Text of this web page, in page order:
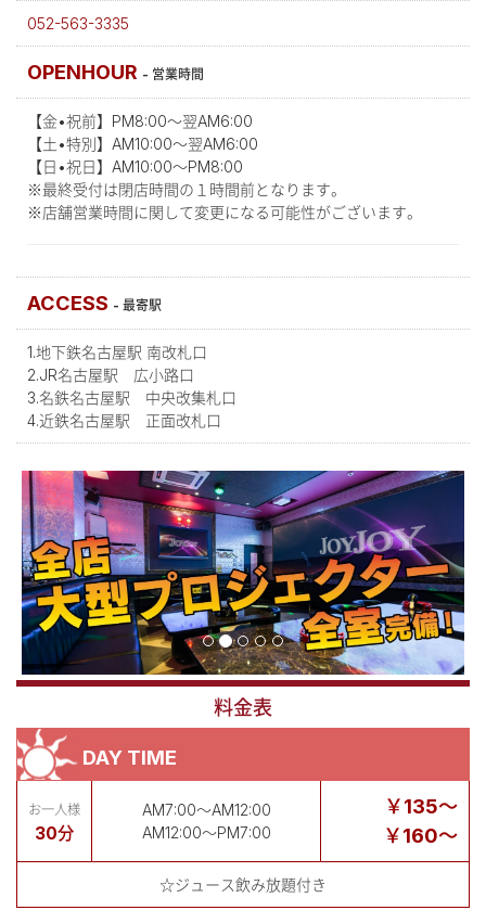
052-563-3335
OPENHOUR - 営業時間
【金•祝前】PM8:00～翌AM6:00
【土•特別】AM10:00～翌AM6:00
【日•祝日】AM10:00～PM8:00
※最終受付は閉店時間の１時間前となります。
※店舗営業時間に関して変更になる可能性がございます。
ACCESS - 最寄駅
1.地下鉄名古屋駅 南改札口
2.JR名古屋駅 広小路口
3.名鉄名古屋駅 中央改集札口
4.近鉄名古屋駅 正面改札口
料金表
DAY TIME
お一人様
30分
AM7:00～AM12:00
AM12:00～PM7:00
￥135～
￥160～
☆ジュース飲み放題付き